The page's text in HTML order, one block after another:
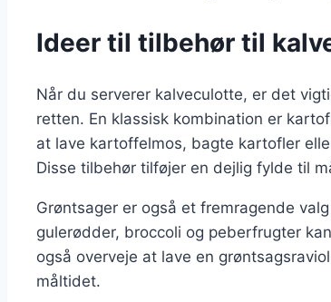
Ideer til tilbehør til
Når du serverer kalveculotte, er det
retten. En klassisk kombination er
at lave kartoffelmos, bagte kartofler
Disse tilbehør tilføjer en dejlig fylde til
Grøntsager er også et fremragende
gulerødder, broccoli og peberfrugter
også overveje at lave en
måltidet.